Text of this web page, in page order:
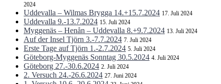
2024
Uddevalla – Wilmas Brygga 14.+15.7.2024 17. Juli 2024
Uddevalla 9.-13.7.2024 15. Juli 2024
Myggenäs – Henån – Uddevalla 8.+9.7.2024 13. Juli 2024
Auf der Insel Tjörn 3.-7.7.2024 7. Juli 2024
Erste Tage auf Tjörn 1.-2.7.2024 5. Juli 2024
Göteborg-Myggenäs Sonntag 30.5.2024 4. Juli 2024
Göteborg 27.-30.6.2024 2. Juli 2024
2. Versuch 24.-26.6.2024 27. Juni 2024